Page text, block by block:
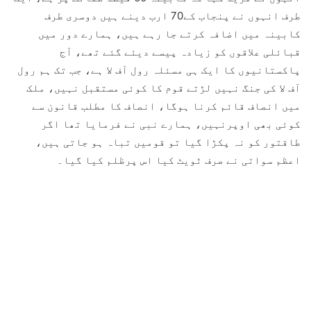
طرف انہوں نے پنجاب کے70 ارب دینے ہیں دوسری طرف
کابینہ میں اضافہ کرتے جا رہے ہیں، ہمارے دور میں
قبائلی علاقوں کو زیادہ پیسے دیئے گئے تھے، آج
پاکستانیوں کا ایک ہی مسئلہ رول آف لا ہے، جب تک ہم رول
آف لا کی جنگ نہیں لڑتے قوم کا کوئی مستقبل نہیں، ملک
میں انصاف قائم کرنا ہوگا، انصاف کا مطلب قانون سے
کوئی بھی اوپرنہیں، ہمارے نبی نے فرمایا تھا اگر
طاقتور کو نہ پکڑا گیا تو قومیں تباہ ہو جاتی ہیں،
اعظم سواتی نے صرف ٹویٹ کیا اس پرظلم کیا گیا۔